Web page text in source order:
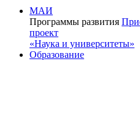
МАИ
Программы развития
проект
«Наука и университеты»
Образование